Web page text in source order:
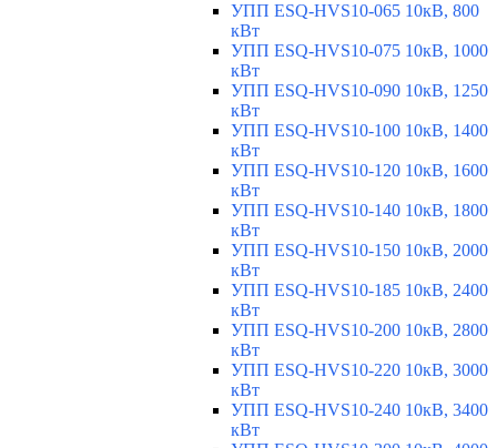
УПП ESQ-HVS10-065 10кВ, 800
кВт
УПП ESQ-HVS10-075 10кВ, 1000
кВт
УПП ESQ-HVS10-090 10кВ, 1250
кВт
УПП ESQ-HVS10-100 10кВ, 1400
кВт
УПП ESQ-HVS10-120 10кВ, 1600
кВт
УПП ESQ-HVS10-140 10кВ, 1800
кВт
УПП ESQ-HVS10-150 10кВ, 2000
кВт
УПП ESQ-HVS10-185 10кВ, 2400
кВт
УПП ESQ-HVS10-200 10кВ, 2800
кВт
УПП ESQ-HVS10-220 10кВ, 3000
кВт
УПП ESQ-HVS10-240 10кВ, 3400
кВт